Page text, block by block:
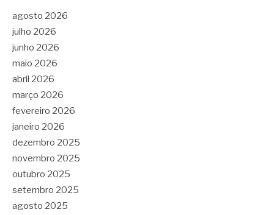
agosto 2026
julho 2026
junho 2026
maio 2026
abril 2026
março 2026
fevereiro 2026
janeiro 2026
dezembro 2025
novembro 2025
outubro 2025
setembro 2025
agosto 2025